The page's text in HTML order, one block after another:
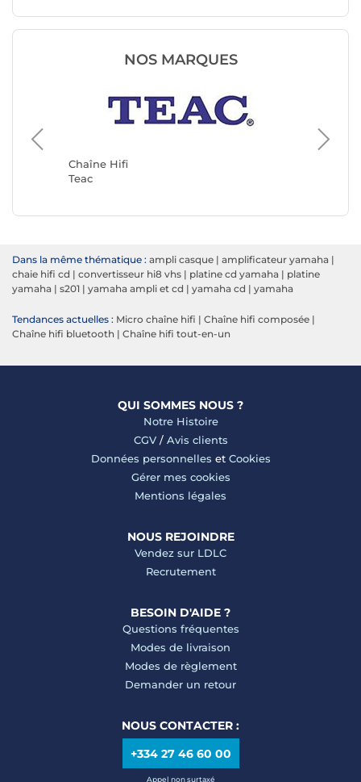
NOS MARQUES
Chaîne Hifi
Teac
Chaîne
Muse
Dans la même thématique : ampli casque | amplificateur yamaha |
chaie hifi cd | convertisseur hi8 vhs | platine cd yamaha | platine
yamaha | s201 | yamaha ampli et cd | yamaha cd | yamaha
Tendances actuelles : Micro chaîne hifi | Chaîne hifi composée |
Chaîne hifi bluetooth | Chaîne hifi tout-en-un
QUI SOMMES NOUS ?
Notre Histoire
CGV/ Avis clients
Données personnelles et Cookies
Gérer mes cookies
Mentions légales
NOUS REJOINDRE
Vendez sur LDLC
Recrutement
BESOIN D'AIDE ?
Questions fréquentes
Modes de livraison
Modes de règlement
Demander un retour
NOUS CONTACTER :
+334 27 46 60 00
Appel non surtaxé